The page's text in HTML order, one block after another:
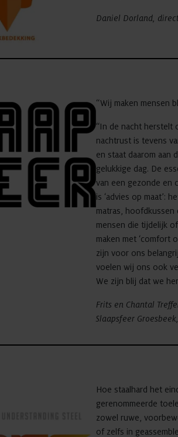
Daniel Dorland,
“Wij maken mensen
“In de nacht herstelt
nachtrust is tevens
en staat daarom aan
gelukkige dag. De
van een gezonde en
is ‘advies op maat’:
matras,
mensen die tijdelijk
maken met ‘comfort
zijn voor ons
voelen wij ons ook
We zijn blij dat we
Frits en Chantal
Slaapsfeer
Hoe staalhard het
gerenommeerde
zowel ruwe,
of zelfs in